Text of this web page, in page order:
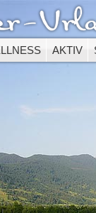
AKTIV
in der Version
auf der